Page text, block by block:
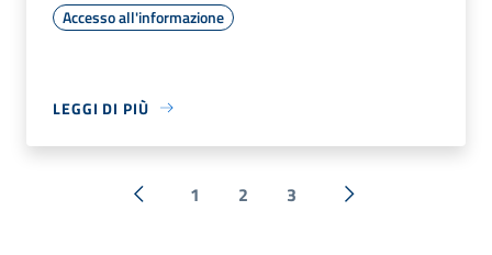
Accesso all'informazione
LEGGI DI PIÙ
« Precedente
1 2 3 Successiva »